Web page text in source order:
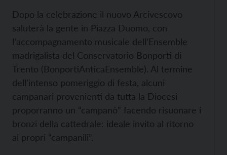
Dopo la celebrazione il nuovo Arcivescovo
saluterà la gente in Piazza Duomo, con
l’accompagnamento musicale dell’Ensemble
madrigalista del Conservatorio Bonporti di
Trento (BonportiAnticaEnsemble). Al termine
dell’intenso pomeriggio di festa, alcuni
campanari provenienti da tutta la Diocesi
proporranno un “campanò” facendo risuonare i
bronzi della cattedrale: ideale invito al ritorno
ai propri “campanili”.